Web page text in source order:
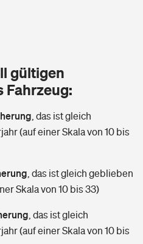
finden
finden
gültigen
Fahrzeug:
das ist gleich
(auf einer Skala von 10 bis
das ist gleich geblieben
Skala von 10 bis 33)
das ist gleich
(auf einer Skala von 10 bis